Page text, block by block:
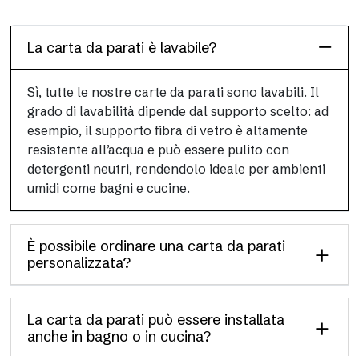
La carta da parati è lavabile?
Sì, tutte le nostre carte da parati sono lavabili. Il
grado di lavabilità dipende dal supporto scelto: ad
esempio, il supporto fibra di vetro è altamente
resistente all’acqua e può essere pulito con
detergenti neutri, rendendolo ideale per ambienti
umidi come bagni e cucine.
È possibile ordinare una carta da parati
personalizzata?
La carta da parati può essere installata
anche in bagno o in cucina?